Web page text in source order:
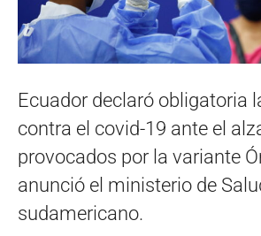
Ecuador declaró obligatoria
contra el covid-19 ante el
provocados por la variante
anunció el ministerio de
sudamericano.